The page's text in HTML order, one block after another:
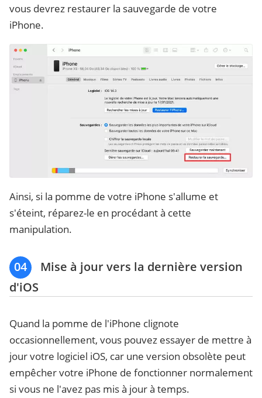
vous devrez restaurer la sauvegarde de votre
iPhone.
Ainsi, si la pomme de votre iPhone s'allume et
s'éteint, réparez-le en procédant à cette
manipulation.
04
Mise à jour vers la dernière version
d'iOS
Quand la pomme de l'iPhone clignote
occasionnellement, vous pouvez essayer de mettre à
jour votre logiciel iOS, car une version obsolète peut
empêcher votre iPhone de fonctionner normalement
si vous ne l'avez pas mis à jour à temps.